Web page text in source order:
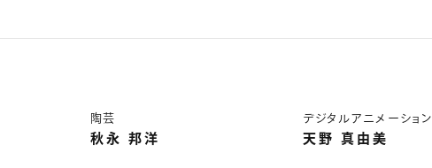
陶芸
秋永 邦洋
デジタルアニメーション
天野 真由美